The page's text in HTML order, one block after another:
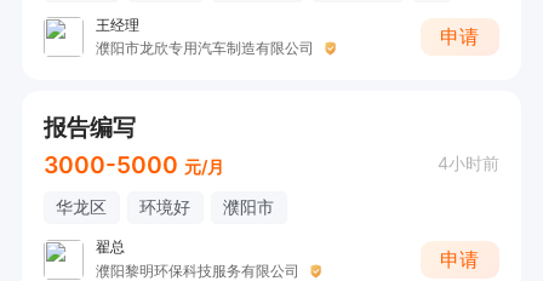
王经理
濮阳市龙欣专用汽车制造有限公司
申请
报告编写
3000-5000 元/月 4小时前
华龙区 环境好 濮阳市
翟总
濮阳黎明环保科技服务有限公司
申请